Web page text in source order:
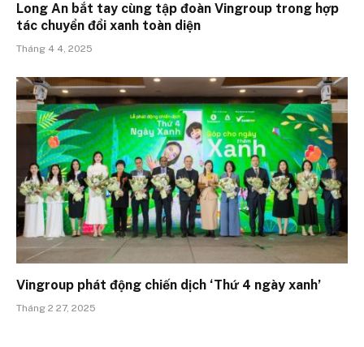
Long An bắt tay cùng tập đoàn Vingroup trong hợp
tác chuyển đổi xanh toàn diện
Tháng 4 4, 2025
Vingroup phát động chiến dịch ‘Thứ 4 ngày xanh’
Tháng 2 27, 2025